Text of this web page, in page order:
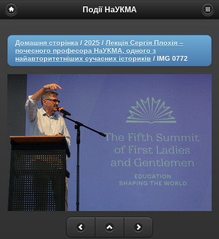
Події НаУКМА
Домашня сторінка / 2025 / Лекція Сергія Плохія –
почесного професора НаУКМА, одного з
найавторитетніших сучасних істориків / IMG 0772